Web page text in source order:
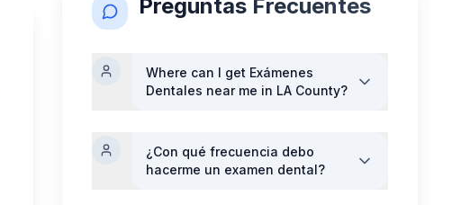
Preguntas Frecuentes
Where can I get Exámenes
Dentales near me in LA County?
¿Con qué frecuencia debo
hacerme un examen dental?